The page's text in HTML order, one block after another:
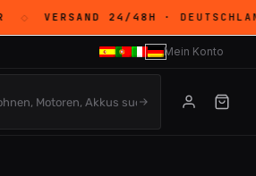
◇ VERSAND 24/48H·
Mein Konto